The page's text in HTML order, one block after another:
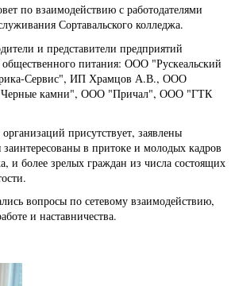
по взаимодействию с работодателями
Сортавальского колледжа.
и представители предприятий
питания: ООО "Рускеальский
Сервис", ИП Храмцов А.В., ООО
"Черные камни", ООО "Причал", ООО "ГТК
присутствует, заявлены
в притоке и молодых кадров
и более зрелых граждан из числа состоящих
вопросы по сетевому взаимодействию,
и наставничества.